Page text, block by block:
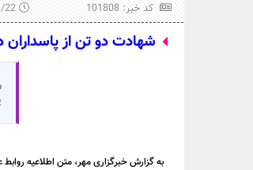
کد خبر: 101808
شهادت دو تن از
به گزارش خبرگزاری مهر، متن اطلاعیه